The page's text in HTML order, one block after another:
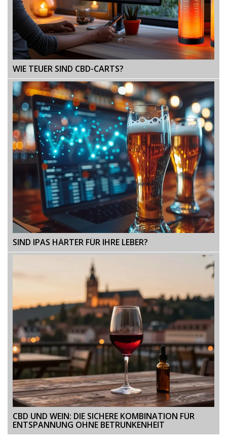
WIE TEUER SIND CBD-CARTS?
SIND IPAS HÄRTER FÜR IHRE LEBER?
CBD UND WEIN: DIE SICHERE KOMBINATION FÜR
ENTSPANNUNG OHNE BETRUNKENHEIT